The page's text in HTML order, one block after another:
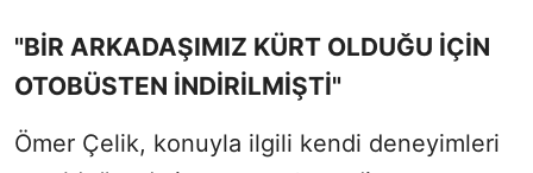
"BİR ARKADAŞIMIZ KÜRT OLDUĞU İÇİN
OTOBÜSTEN İNDİRİLMİŞTİ"
Ömer Çelik, konuyla ilgili kendi deneyimleri